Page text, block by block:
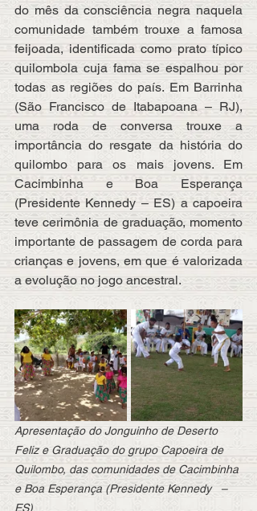
do mês da consciência negra naquela
comunidade também trouxe a famosa
feijoada, identificada como prato típico
quilombola cuja fama se espalhou por
todas as regiões do país. Em Barrinha
(São Francisco de Itabapoana – RJ),
uma roda de conversa trouxe a
importância do resgate da história do
quilombo para os mais jovens. Em
Cacimbinha e Boa Esperança
(Presidente Kennedy – ES) a capoeira
teve cerimônia de graduação, momento
importante de passagem de corda para
crianças e jovens, em que é valorizada
a evolução no jogo ancestral.
Apresentação do Jonguinho de Deserto
Feliz e Graduação do grupo Capoeira de
Quilombo, das comunidades de Cacimbinha
e Boa Esperança (Presidente Kennedy   –
ES)